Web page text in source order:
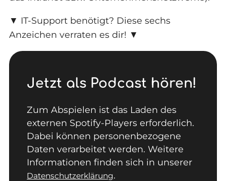
▼ IT-Support benötigt? Diese sechs
Anzeichen verraten es dir! ▼
Jetzt als Podcast hören!
Zum Abspielen ist das Laden des
externen Spotify-Players erforderlich.
Dabei können personenbezogene
Daten verarbeitet werden. Weitere
Informationen finden sich in unserer
Datenschutzerklärung.